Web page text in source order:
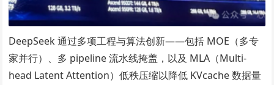
DeepSeek 通过多项工程与算法创新——包括 MOE（多专
家并行）、多 pipeline 流水线掩盖，以及 MLA（Multi-
head Latent Attention）低秩压缩以降低 KVcache 数据量